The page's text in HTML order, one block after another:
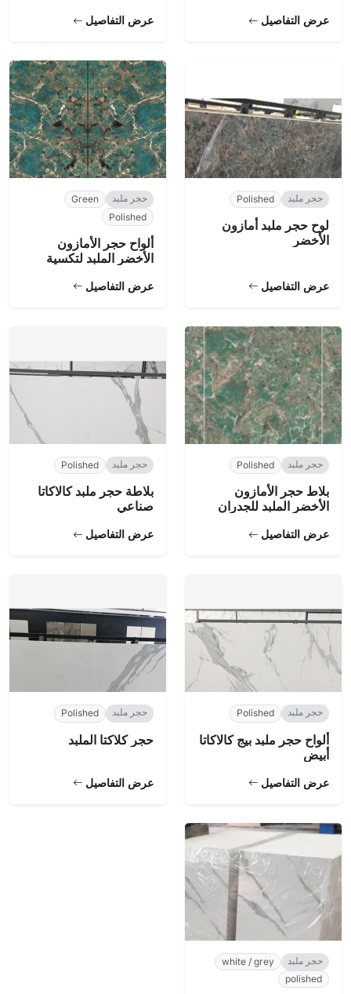
عرض التفاصيل عرض التفاصيل
حجر ملبد Polished
لوح حجر ملبد أمازون
الأخضر
عرض التفاصيل
حجر ملبد
Green
Polished
ألواح حجر الأمازون
الأخضر الملبد لتكسية
عرض التفاصيل
حجر ملبد Polished
بلاط حجر الأمازون
الأخضر الملبد للجدران
عرض التفاصيل
حجر ملبد Polished
بلاطة حجر ملبد كالاكاتا
صناعي
عرض التفاصيل
حجر ملبد Polished
ألواح حجر ملبد بيج كالاكاتا
أبيض
عرض التفاصيل
حجر ملبد Polished
حجر كلاكتا الملبد
عرض التفاصيل
حجر ملبد
white / grey
polished